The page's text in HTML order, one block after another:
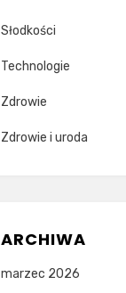
Słodkości
Technologie
Zdrowie
Zdrowie i uroda
ARCHIWA
marzec 2026